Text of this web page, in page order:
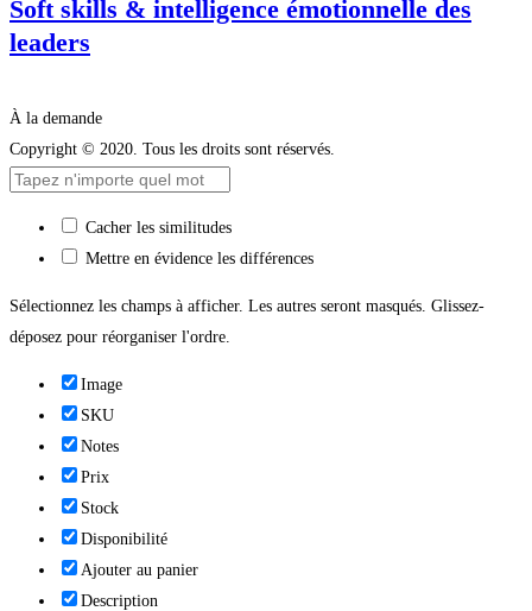
Soft skills & intelligence émotionnelle des
leaders
À la demande
Copyright © 2020. Tous les droits sont réservés.
Cacher les similitudes
Mettre en évidence les différences
Sélectionnez les champs à afficher. Les autres seront masqués. Glissez-
déposez pour réorganiser l'ordre.
Image
SKU
Notes
Prix
Stock
Disponibilité
Ajouter au panier
Description